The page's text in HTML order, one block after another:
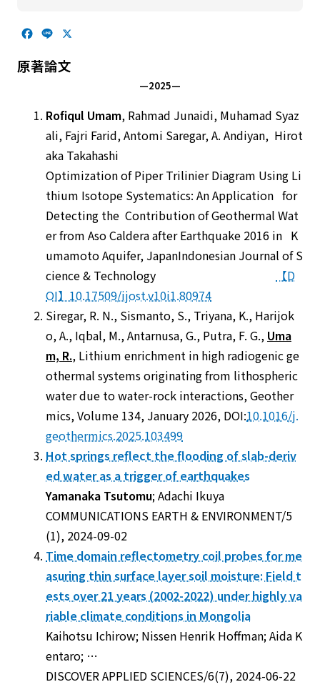
c
e
o
n
e
原著論文
—2025—
Rofiqul Umam, Rahmad Junaidi, Muhamad Syaz
ali, Fajri Farid, Antomi Saregar, A. Andiyan, Hirot
aka Takahashi
Optimization of Piper Trilinier Diagram Using Li
thium Isotope Systematics: An Application for
Detecting the Contribution of Geothermal Wat
er from Aso Caldera after Earthquake 2016 in K
umamoto Aquifer, JapanIndonesian Journal of S
cience & Technology
【D
OI】10.17509/ijost.v10i1.80974
Siregar, R. N., Sismanto, S., Triyana, K., Harijok
o, A., Iqbal, M., Antarnusa, G., Putra, F. G., Uma
m, R., Lithium enrichment in high radiogenic ge
othermal systems originating from lithospheric
water due to water-rock interactions, Geother
mics, Volume 134, January 2026, DOI:10.1016/j.
geothermics.2025.103499
Hot springs reflect the flooding of slab-deriv
ed water as a trigger of earthquakes
Yamanaka Tsutomu; Adachi Ikuya
COMMUNICATIONS EARTH & ENVIRONMENT/5
(1), 2024-09-02
Time domain reflectometry coil probes for me
asuring thin surface layer soil moisture: Field t
ests over 21 years (2002-2022) under highly va
riable climate conditions in Mongolia
Kaihotsu Ichirow; Nissen Henrik Hoffman; Aida K
entaro; …
DISCOVER APPLIED SCIENCES/6(7), 2024-06-22